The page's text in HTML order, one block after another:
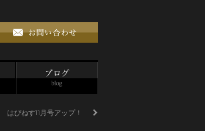
はぴねす11月号アップ！